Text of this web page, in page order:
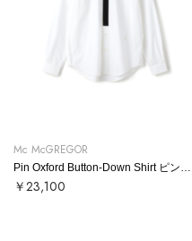
Mc McGREGOR
￥23,100